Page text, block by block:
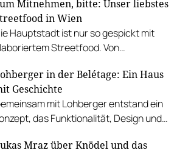
Mitnehmen, bitte: Unser liebstes
in Wien
Hauptstadt ist nur so gespickt mit
Streetfood. Von
bis hin zu syrischer Marktküche.
in der Belétage: Ein Haus
Geschichte
mit Lohberger entstand ein
das Funktionalität, Design und
Mraz über Knödel und das